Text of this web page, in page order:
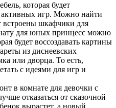
которая будет
активных игр. Можно найти
встроены шкафчики для
для юных принцесс можно
будет воссоздавать картины
из диснеевских
или дворца. То есть,
с идеями для игр и
в комнате для девочки с
отказаться от сказочной
вырастет, а новый